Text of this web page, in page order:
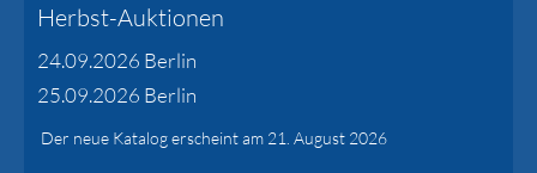
Herbst-Auktionen
24.09.2026 Berlin
25.09.2026 Berlin
Der neue Katalog erscheint am 21. August 2026